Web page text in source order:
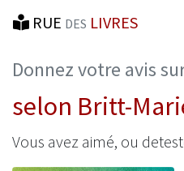
RUE DES LIVRES
Donnez votre avis
selon Britt-
Vous avez aimé, ou